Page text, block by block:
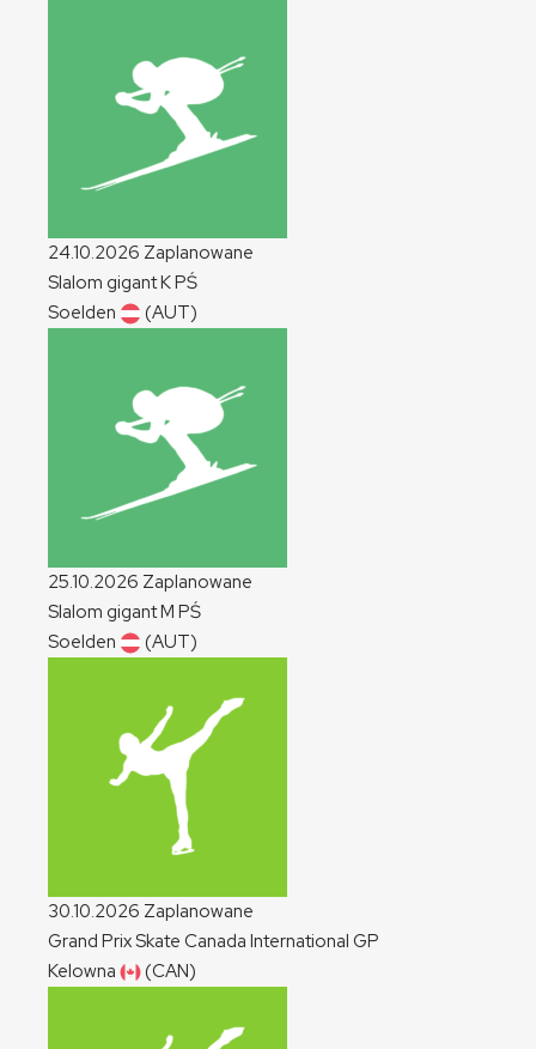
24.10.2026 Zaplanowane
Slalom gigantKPŚ
Soelden
(AUT)
25.10.2026 Zaplanowane
Slalom gigantM PŚ
Soelden
(AUT)
30.10.2026 Zaplanowane
Grand Prix Skate Canada International GP
Kelowna
(CAN)